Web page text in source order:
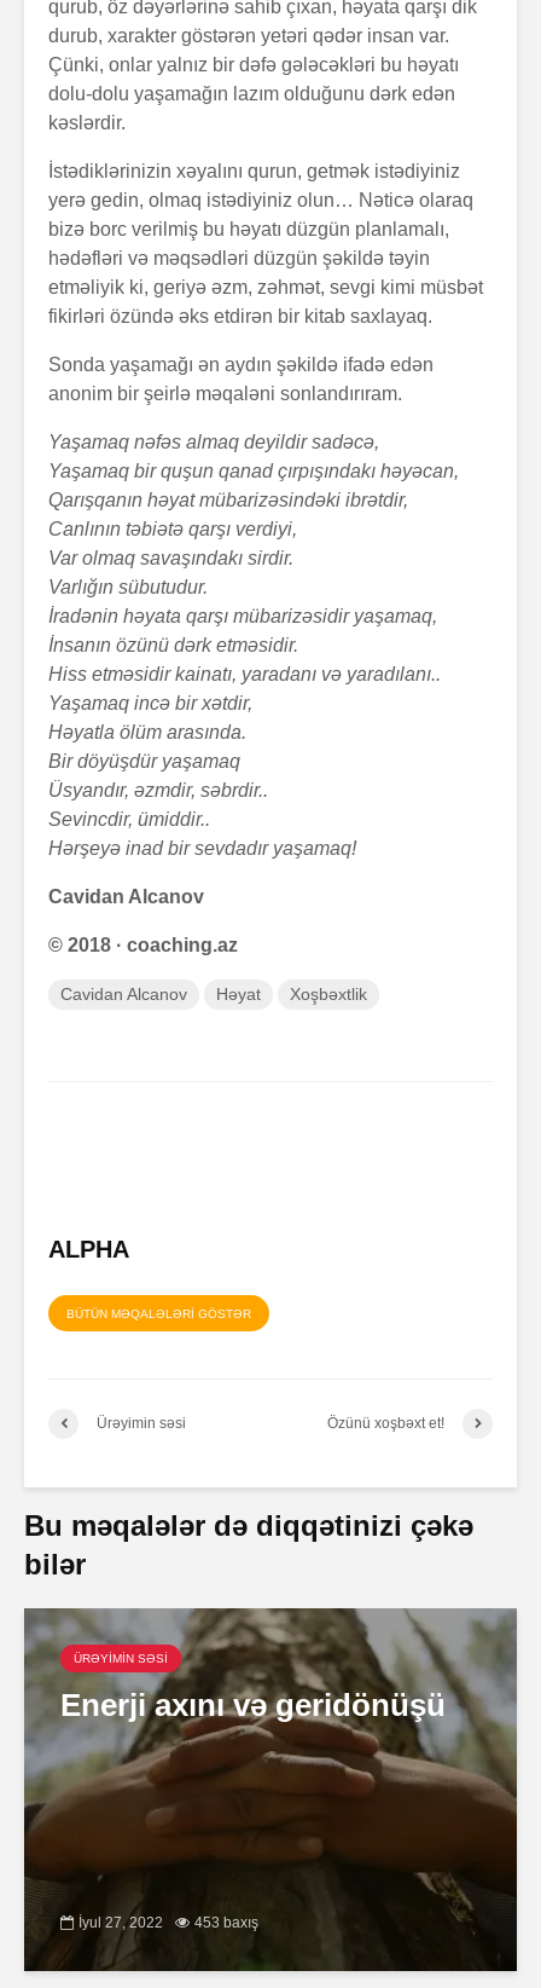
qurub, öz dəyərlərinə sahib çıxan, həyata qarşı dik
durub, xarakter göstərən yetəri qədər insan var.
Çünki, onlar yalnız bir dəfə gələcəkləri bu həyatı
dolu-dolu yaşamağın lazım olduğunu dərk edən
kəslərdir.
İstədiklərinizin xəyalını qurun, getmək istədiyiniz
yerə gedin, olmaq istədiyiniz olun… Nəticə olaraq
bizə borc verilmiş bu həyatı düzgün planlamalı,
hədəfləri və məqsədləri düzgün şəkildə təyin
etməliyik ki, geriyə əzm, zəhmət, sevgi kimi müsbət
fikirləri özündə əks etdirən bir kitab saxlayaq.
Sonda yaşamağı ən aydın şəkildə ifadə edən
anonim bir şeirlə məqaləni sonlandırıram.
Yaşamaq nəfəs almaq deyildir sadəcə,
Yaşamaq bir quşun qanad çırpışındakı həyəcan,
Qarışqanın həyat mübarizəsindəki ibrətdir,
Canlının təbiətə qarşı verdiyi,
Var olmaq savaşındakı sirdir.
Varlığın sübutudur.
İradənin həyata qarşı mübarizəsidir yaşamaq,
İnsanın özünü dərk etməsidir.
Hiss etməsidir kainatı, yaradanı və yaradılanı..
Yaşamaq incə bir xətdir,
Həyatla ölüm arasında.
Bir döyüşdür yaşamaq
Üsyandır, əzmdir, səbrdir..
Sevincdir, ümiddir..
Hərşeyə inad bir sevdadır yaşamaq!
Cavidan Alcanov
© 2018 · coaching.az
Cavidan Alcanov Həyat Xoşbəxtlik
ALPHA
BÜTÜN MƏQALƏLƏRİ GÖSTƏR
Ürəyimin səsi Özünü xoşbəxt et!
Bu məqalələr də diqqətinizi çəkə
bilər
ÜRƏYİMİN SƏSİ
Enerji axını və geridönüşü
İyul 27, 2022 453 baxış
qocanın hekayəti
Problem nədədir?
yoxsa biz?